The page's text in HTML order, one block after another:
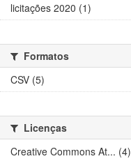
licitações 2020 (1)
Formatos
CSV (5)
Licenças
Creative Commons At... (4)